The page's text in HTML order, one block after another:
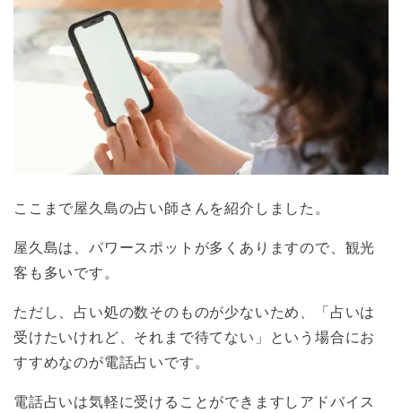
ここまで屋久島の占い師さんを紹介しました。
屋久島は、パワースポットが多くありますので、観光
客も多いです。
ただし、占い処の数そのものが少ないため、「占いは
受けたいけれど、それまで待てない」という場合にお
すすめなのが電話占いです。
電話占いは気軽に受けることができますしアドバイス